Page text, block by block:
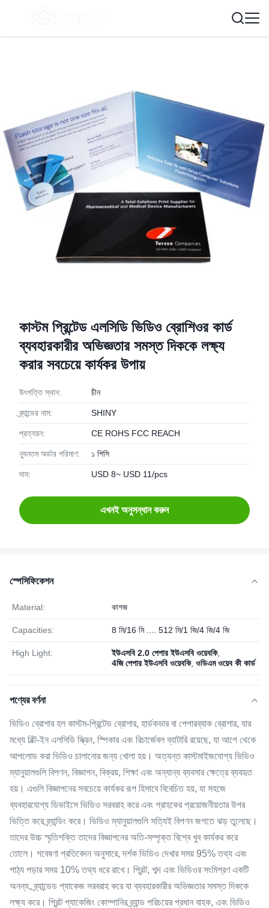
কাস্টম প্রিন্টেড এলসিডি ভিডিও ব্রোশিওর কার্ড
ব্যবহারকারীর অভিজ্ঞতার সমস্ত দিককে লক্ষ্য
করার সবচেয়ে কার্যকর উপায়
উৎপত্তি স্থান: চীন
ব্র্যান্ডের নাম: SHINY
প্রত্যয়ন: CE ROHS FCC REACH
ন্যূনতম অর্ডার পরিমাণ: ১ পিসি
দাম: USD 8~ USD 11/pcs
এখনই অনুসন্ধান করুন
স্পেসিফিকেশন
Material: কাগজ
Capacities: 8 মি/16 মি .... 512 মি/1 জি/4 জি/4 জি
High Light: ইউএসবি 2.0 পেপার ইউএসবি ওয়েবকি,
4জি পেপার ইউএসবি ওয়েবকি, ওডিএম ওয়েব কী কার্ড
পণ্যের বর্ণনা
ভিডিও ব্রোশার হল কাস্টম-প্রিন্টেড ব্রোশার, হার্ডকভার বা পেপারব্যাক ব্রোশার, যার
মধ্যে বিল্ট-ইন এলসিডি স্ক্রিন, স্পিকার এবং রিচার্জেবল ব্যাটারি রয়েছে, যা আগে থেকে
আপলোড করা ভিডিও চালানোর জন্য খোলা হয়। অত্যন্ত কাস্টমাইজযোগ্য ভিডিও
ম্যানুয়ালগুলি বিপণন, বিজ্ঞাপন, বিক্রয়, শিক্ষা এবং অন্যান্য ব্যবসার ক্ষেত্রে ব্যবহৃত
হয়। এগুলি বিজ্ঞাপনের সবচেয়ে কার্যকর রূপ হিসাবে বিবেচিত হয়, যা সহজে
ব্যবহারযোগ্য ডিভাইসে ভিডিও সরবরাহ করে এবং গ্রাহকের প্রয়োজনীয়তার উপর
ভিত্তি করে ব্র্যান্ডিং করে। ভিডিও ম্যানুয়ালগুলি সত্যিই বিপণন জগতে ঝড় তুলেছে।
তাদের উচ্চ স্মৃতিশক্তি তাদের বিজ্ঞাপনের অতি-সম্পৃক্ত বিশ্বে খুব কার্যকর করে
তোলে। গবেষণা প্রতিবেদন অনুসারে, দর্শক ভিডিও দেখার সময় 95% তথ্য এবং
পাঠ্য পড়ার সময় 10% তথ্য ধরে রাখে। প্রিন্ট, শব্দ এবং ভিডিওর সংমিশ্রণ একটি
অনন্য, ব্র্যান্ডেড প্যাকেজ সরবরাহ করে যা ব্যবহারকারীর অভিজ্ঞতার সমস্ত দিককে
লক্ষ্য করে। প্রিন্ট প্যাকেজিং কোম্পানির ব্র্যান্ড পরিচয়ের প্রধান বাহক, এবং ভিডিও